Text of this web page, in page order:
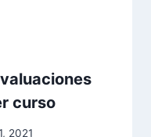
curso
2021